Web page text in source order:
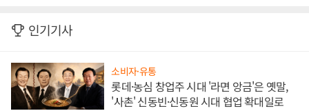
인기기사
소비자·유통
롯데·농심 창업주 시대 '라면 앙금'은 옛말,
'사촌' 신동빈·신동원 시대 협업 확대일로